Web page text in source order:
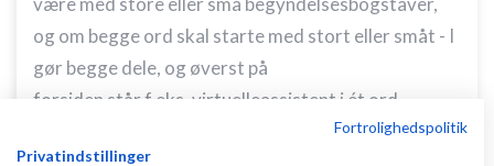
og om begge ord skal starte med stort eller småt - I
gør begge dele, og øverst på
forsiden står f.eks. virtuelleassistent i ét ord.
Fortrolighedspolitik
Privatindstillinger